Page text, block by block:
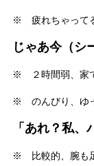
※ 疲れちゃって
じゃあ今（
※ ２時間弱、家
※ のんびり、ゆ
「あれ？私、
※ 比較的、腕も足